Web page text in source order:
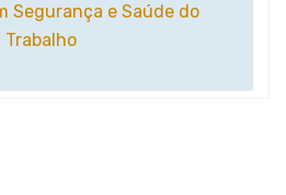
Segurança e Saúde do
Trabalho